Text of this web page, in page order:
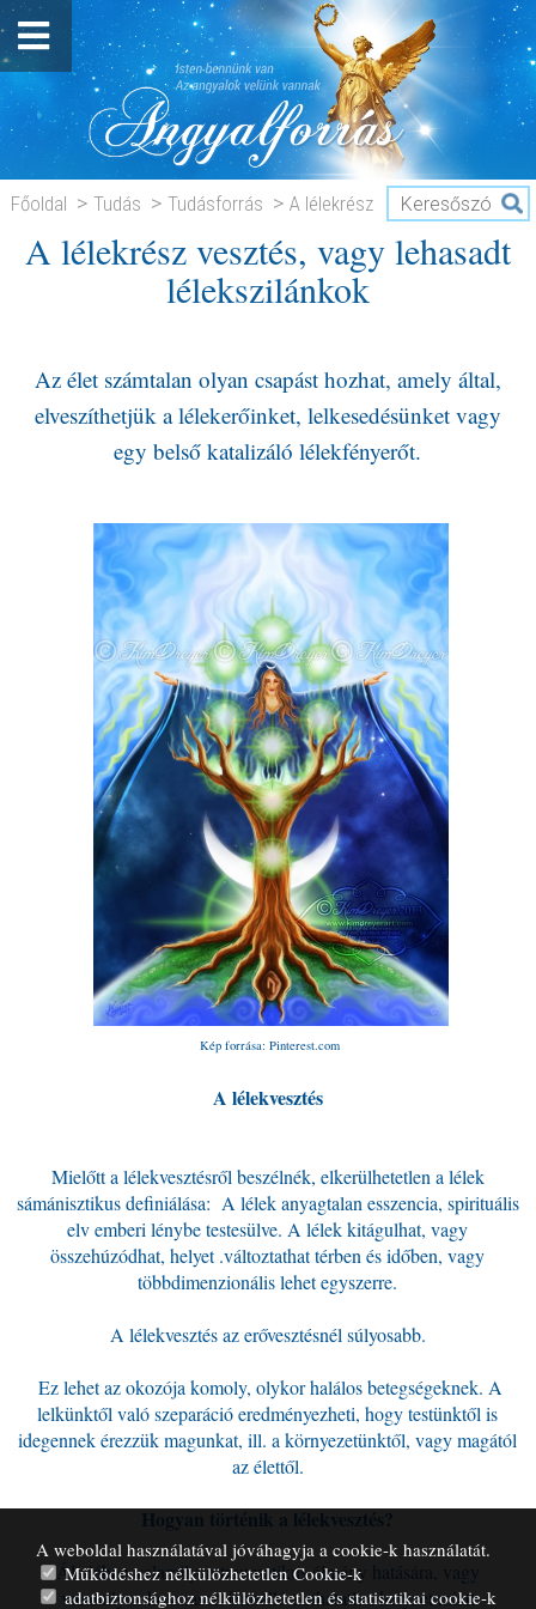
Főoldal Tudás Tudásforrás
A lélekrész
vesztés, vagy lehasadt lélekszilánkok
A lélekrész vesztés, vagy lehasadt
lélekszilánkok
Az élet számtalan olyan csapást hozhat, amely által,
elveszíthetjük a lélekerőinket, lelkesedésünket vagy
egy belső katalizáló lélekfényerőt.
Kép forrása: Pinterest.com
A lélekvesztés
Mielőtt a lélekvesztésről beszélnék, elkerülhetetlen a lélek
sámánisztikus definiálása: A lélek anyagtalan esszencia, spirituális
elv emberi lénybe testesülve. A lélek kitágulhat, vagy
összehúzódhat, helyet .változtathat térben és időben, vagy
többdimenzionális lehet egyszerre.
A lélekvesztés az erővesztésnél súlyosabb.
Ez lehet az okozója komoly, olykor halálos betegségeknek. A
lelkünktől való szeparáció eredményezheti, hogy testünktől is
idegennek érezzük magunkat, ill. a környezetünktől, vagy magától
az élettől.
Hogyan történik a lélekvesztés?
Általában valamilyen traumatikus élmény hatására, vagy
valamilyen hosszasan fennálló tarthatatlan helyzet miatt
A weboldal használatával jóváhagyja a cookie-k használatát.
Működéshez nélkülözhetetlen Cookie-k
adatbiztonsághoz nélkülözhetetlen és statisztikai cookie-k